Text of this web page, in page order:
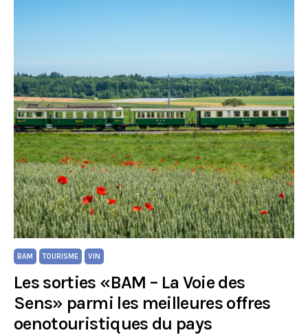
BAM TOURISME VIN
Les sorties «BAM – La Voie des
Sens» parmi les meilleures offres
oenotouristiques du pays